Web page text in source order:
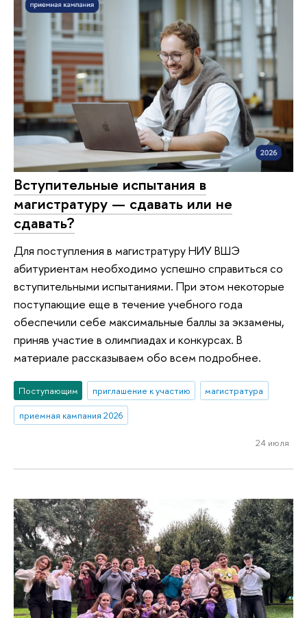
Вступительные испытания в
магистратуру — сдавать или не
сдавать?
Для поступления в магистратуру НИУ ВШЭ
абитуриентам необходимо успешно справиться со
вступительными испытаниями. При этом некоторые
поступающие еще в течение учебного года
обеспечили себе максимальные баллы за экзамены,
приняв участие в олимпиадах и конкурсах. В
материале рассказываем обо всем подробнее.
Поступающим приглашение к участию
магистратура
приемная кампания 2026
24 июля